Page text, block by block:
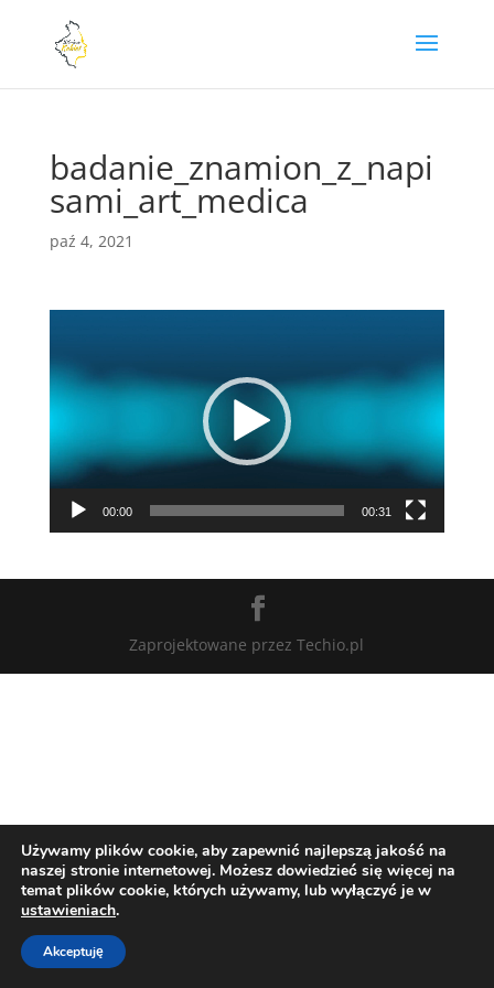
badanie_znamion_z_napi
sami_art_medica
paź 4, 2021
00:00 00:31
Zaprojektowane przez Techio.pl
Używamy plików cookie, aby zapewnić najlepszą jakość na
naszej stronie internetowej. Możesz dowiedzieć się więcej na
temat plików cookie, których używamy, lub wyłączyć je w
ustawieniach.
Akceptuję